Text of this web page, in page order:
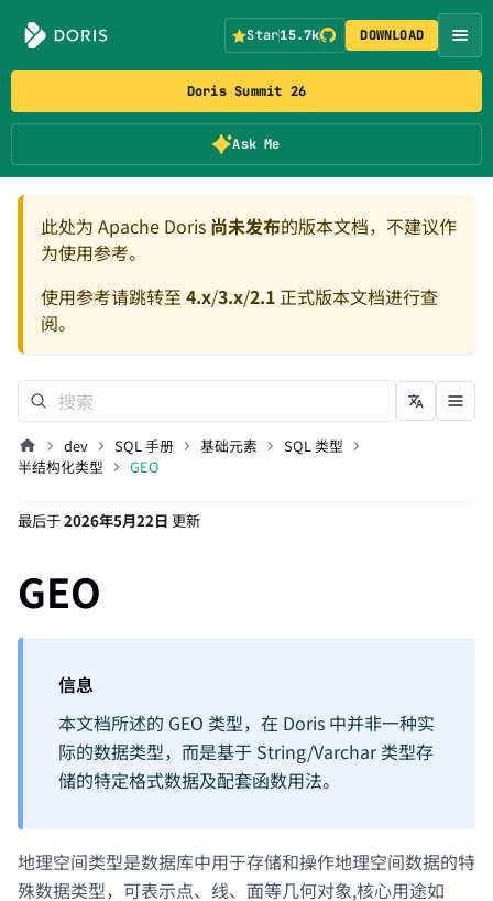
Doris Summit 26
Ask Me
Star15.7k DOWNLOAD
此处为 Apache Doris 尚未发布的版本文档，不建议作
为使用参考。
使用参考请跳转至 4.x/3.x/2.1正式版本文档进行查
阅。
dev SQL 手册 基础元素
SQL 类型
半结构化类型
GEO
最后于2026年5月22日 更新
GEO
信息
本文档所述的 GEO 类型，在 Doris 中并非一种实
际的数据类型，而是基于 String/Varchar 类型存
储的特定格式数据及配套函数用法。
地理空间类型是数据库中用于存储和操作地理空间数据的特
殊数据类型，可表示点、线、面等几何对象,核心用途如